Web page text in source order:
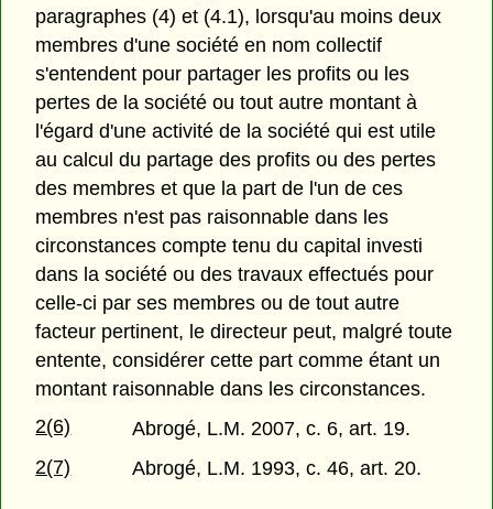
paragraphes (4) et (4.1), lorsqu'au moins deux
membres d'une société en nom collectif
s'entendent pour partager les profits ou les
pertes de la société ou tout autre montant à
l'égard d'une activité de la société qui est utile
au calcul du partage des profits ou des pertes
des membres et que la part de l'un de ces
membres n'est pas raisonnable dans les
circonstances compte tenu du capital investi
dans la société ou des travaux effectués pour
celle-ci par ses membres ou de tout autre
facteur pertinent, le directeur peut, malgré toute
entente, considérer cette part comme étant un
montant raisonnable dans les circonstances.
2(6)
Abrogé, L.M. 2007, c. 6, art. 19.
2(7)
Abrogé, L.M. 1993, c. 46, art. 20.